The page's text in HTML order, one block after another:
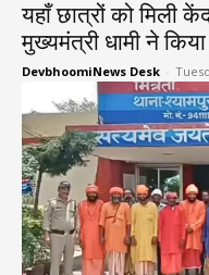
यहाँ छात्रों को मिली
मुख्यमंत्री धामी ने किया
DevbhoomiNews Desk -